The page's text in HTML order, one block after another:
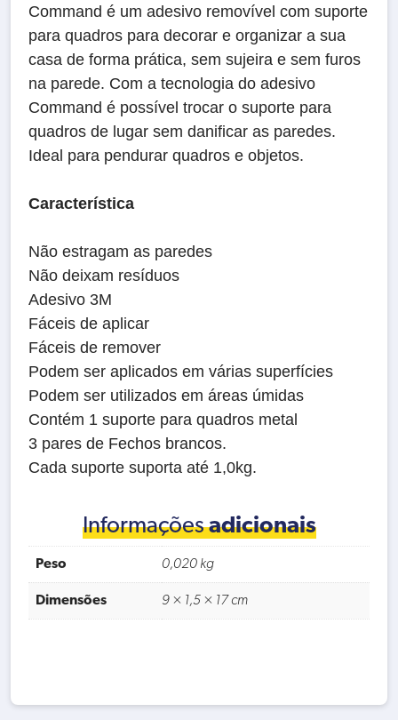
Command é um adesivo removível com suporte
para quadros para decorar e organizar a sua
casa de forma prática, sem sujeira e sem furos
na parede. Com a tecnologia do adesivo
Command é possível trocar o suporte para
quadros de lugar sem danificar as paredes.
Ideal para pendurar quadros e objetos.
Característica
Não estragam as paredes
Não deixam resíduos
Adesivo 3M
Fáceis de aplicar
Fáceis de remover
Podem ser aplicados em várias superfícies
Podem ser utilizados em áreas úmidas
Contém 1 suporte para quadros metal
3 pares de Fechos brancos.
Cada suporte suporta até 1,0kg.
Informaçõesadicionais
Peso 0,020 kg
Dimensões 9 × 1,5 × 17 cm